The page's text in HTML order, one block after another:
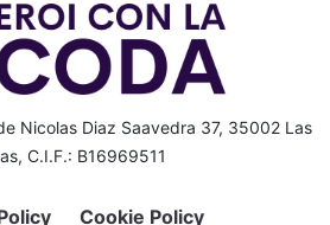
Nicolas Diaz Saavedra 37, 35002 Las
C.I.F.: B16969511
Cookie Policy